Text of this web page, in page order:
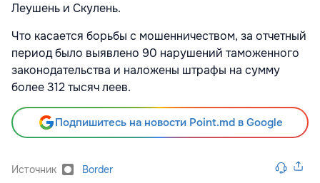
Леушень и Скулень.
Что касается борьбы с мошенничеством, за отчетный
период было выявлено 90 нарушений таможенного
законодательства и наложены штрафы на сумму
более 312 тысяч леев.
Подпишитесь на новости Point.md в Google
Источник Border